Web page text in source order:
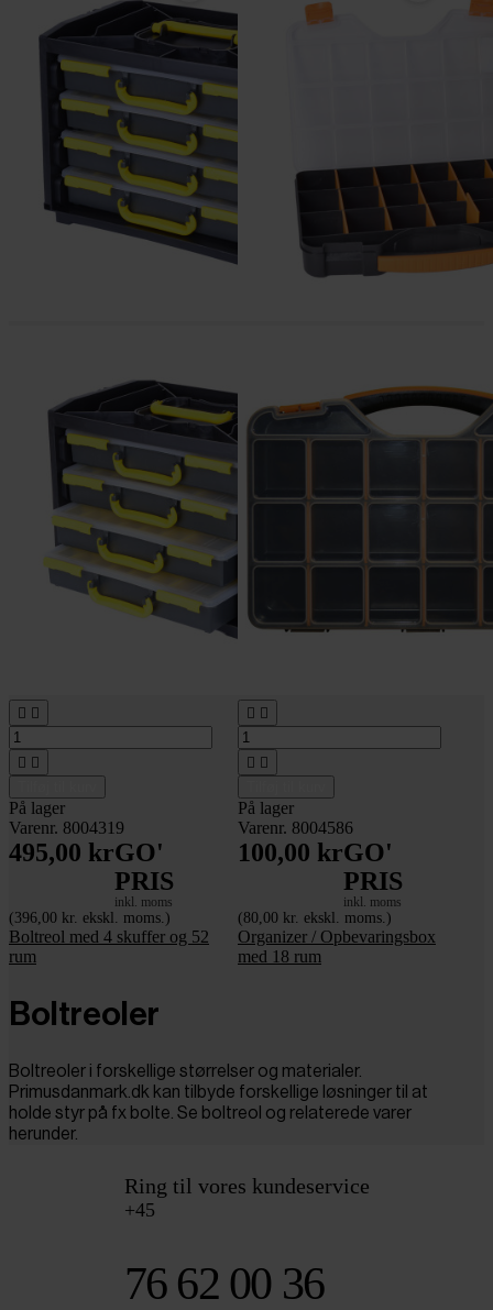
 
 
På lager
Varenr. 8004319
495,00 krGO'
PRIS
inkl. moms
(396,00 kr. ekskl. moms.)
Boltreol med 4 skuffer og 52
rum
 
 
På lager
Varenr. 8004586
100,00 krGO'
PRIS
inkl. moms
(80,00 kr. ekskl. moms.)
Organizer / Opbevaringsbox
med 18 rum
Boltreoler
Boltreoler i forskellige størrelser og materialer.
Primusdanmark.dk kan tilbyde forskellige løsninger til at
holde styr på fx bolte. Se boltreol og relaterede varer
herunder.
Ring til vores kundeservice
+45
76 62 00 36